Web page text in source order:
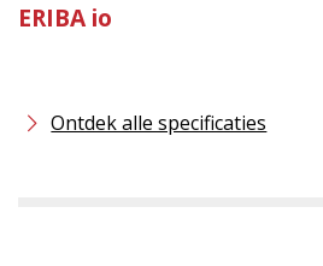
ERIBA io
Ontdek alle specificaties